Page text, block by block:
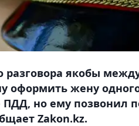
разговора якобы
оформить жену
но ему позвонил
Zakon.kz.